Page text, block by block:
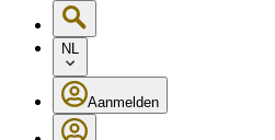
NL
Aanmelden